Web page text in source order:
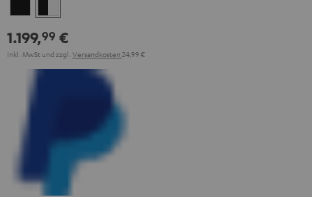
/
Weiß
1.199,99 €
Inkl. MwSt und zzgl. Versandkosten 24,99 €